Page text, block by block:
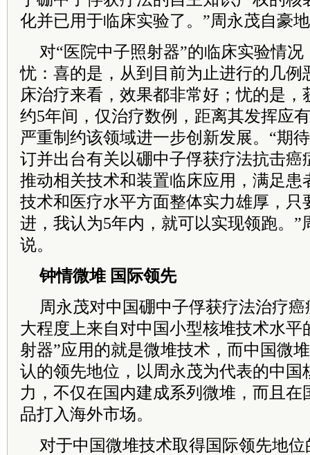
化并已用于临床实验了。”周永茂自豪
对“医院中子照射器”的临床实验情
忧：喜的是，从到目前为止进行的几例
床治疗来看，效果都非常好；忧的是，
约5年间，仅治疗数例，距离其发挥应
严重制约该领域进一步创新发展。“期
订并出台有关以硼中子俘获疗法抗击癌
推动相关技术和装置临床应用，满足患
技术和医疗水平方面整体实力雄厚，只
进，我认为5年内，就可以实现领跑。”
说。
钟情微堆 国际领先
周永茂对中国硼中子俘获疗法治疗
大程度上来自对中国小型核堆技术水平
射器”应用的就是微堆技术，而中国微
认的领先地位，以周永茂为代表的中国
力，不仅在国内建成系列微堆，而且在
品打入海外市场。
对于中国微堆技术取得国际领先地